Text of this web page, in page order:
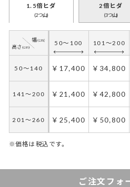
1.5倍ヒダ
(2つ山)
50～100 101～200
50～140 ￥17,400 ￥34,800
141～200 ￥21,400 ￥42,800
201～260 ￥25,400 ￥50,800
※価格は税込です。
2倍ヒダ
(3つ山)
ご注文フォ